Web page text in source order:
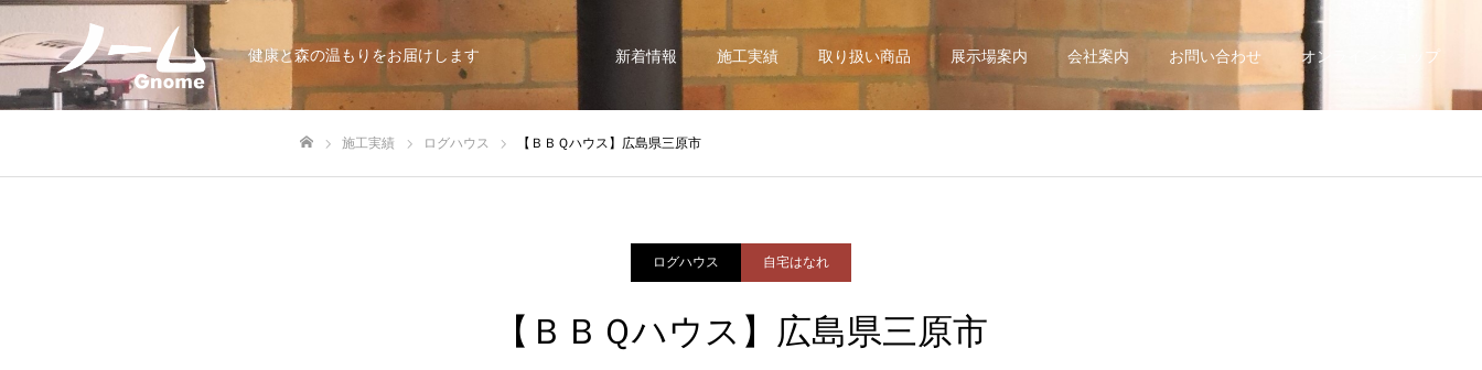
健康と森の温もりをお届けします 新着情報 施工実績 取り扱い商品 展示場案内 会社案内 お問い合わせ オンラインショップ
施工実績 ログハウス 【ＢＢＱハウス】広島県三原市
ログハウス 自宅はなれ
【ＢＢＱハウス】広島県三原市